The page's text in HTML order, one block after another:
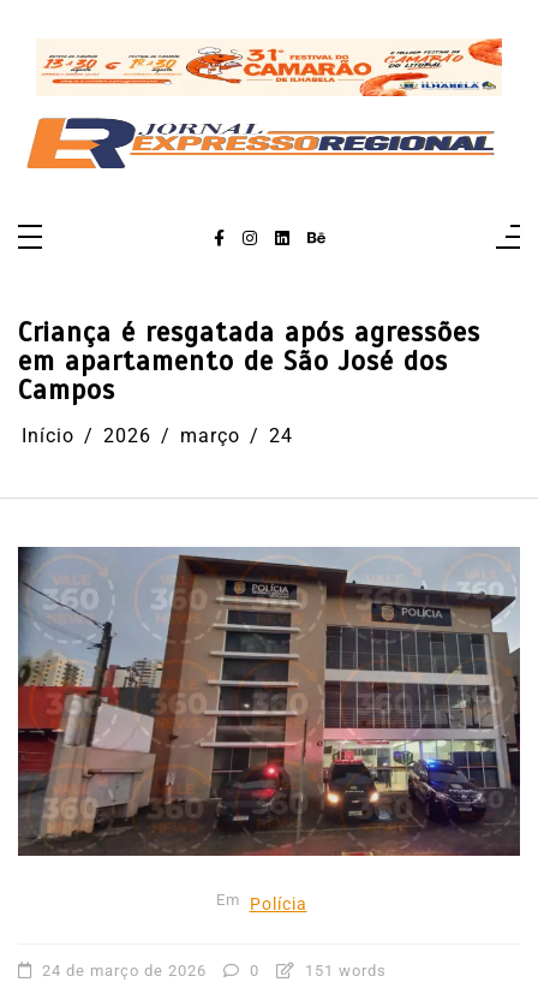
conteúdo
Criança é resgatada após agressões
em apartamento de São José dos
Campos
Início 2026 março 24
Em Polícia
24 de março de 2026 0 151 words